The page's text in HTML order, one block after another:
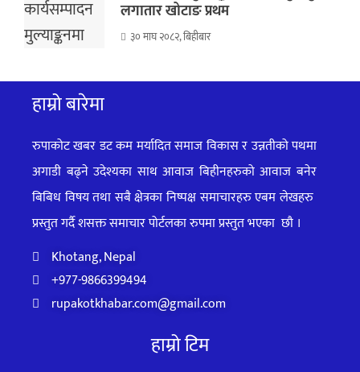
लगातार खोटाङ प्रथम
३० माघ २०८२, बिहीबार
हाम्रो बारेमा
रुपाकोट खबर डट कम मर्यादित समाज विकास र उन्नतीको पथमा
अगाडी बढ्ने उदेश्यका साथ आवाज बिहीनहरुको आवाज बनेर
बिबिध विषय तथा सबै क्षेत्रका निष्पक्ष समाचारहरु एबम लेखहरु
प्रस्तुत गर्दै शसक्त समाचार पोर्टलका रुपमा प्रस्तुतभएका छौ ।
Khotang, Nepal
+977-9866399494
rupakotkhabar.com@gmail.com
हाम्रो टिम